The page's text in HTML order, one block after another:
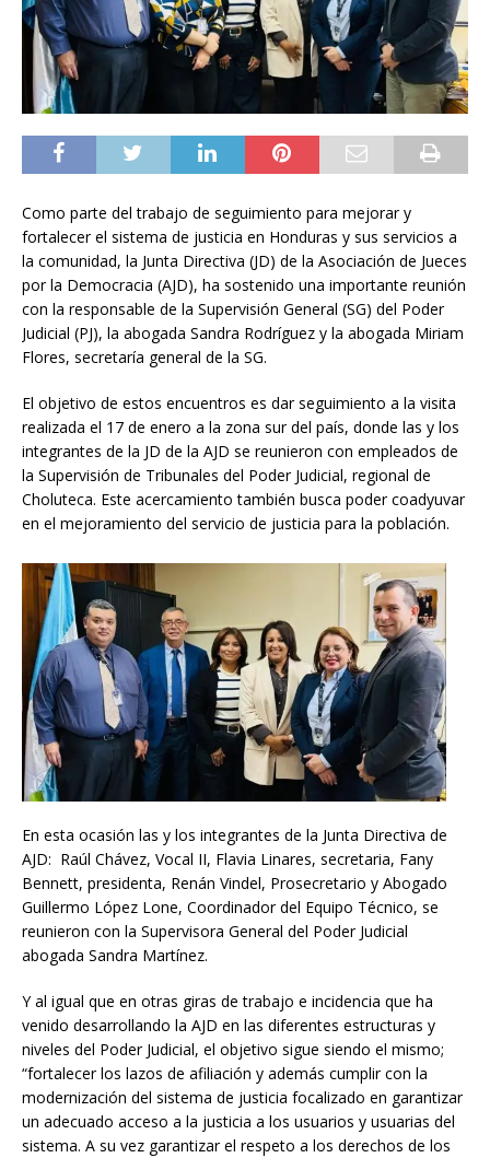
Como parte del trabajo de seguimiento para mejorar y
fortalecer el sistema de justicia en Honduras y sus servicios a
la comunidad, la Junta Directiva (JD) de la Asociación de Jueces
por la Democracia (AJD), ha sostenido una importante reunión
con la responsable de la Supervisión General (SG) del Poder
Judicial (PJ), la abogada Sandra Rodríguez y la abogada Miriam
Flores, secretaría general de la SG.
El objetivo de estos encuentros es dar seguimiento a la visita
realizada el 17 de enero a la zona sur del país, donde las y los
integrantes de la JD de la AJD se reunieron con empleados de
la Supervisión de Tribunales del Poder Judicial, regional de
Choluteca. Este acercamiento también busca poder coadyuvar
en el mejoramiento del servicio de justicia para la población.
En esta ocasión las y los integrantes de la Junta Directiva de
AJD: Raúl Chávez, Vocal II, Flavia Linares, secretaria, Fany
Bennett, presidenta, Renán Vindel, Prosecretario y Abogado
Guillermo López Lone, Coordinador del Equipo Técnico, se
reunieron con la Supervisora General del Poder Judicial
abogada Sandra Martínez.
Y al igual que en otras giras de trabajo e incidencia que ha
venido desarrollando la AJD en las diferentes estructuras y
niveles del Poder Judicial, el objetivo sigue siendo el mismo;
“fortalecer los lazos de afiliación y además cumplir con la
modernización del sistema de justicia focalizado en garantizar
un adecuado acceso a la justicia a los usuarios y usuarias del
sistema. A su vez garantizar el respeto a los derechos de los